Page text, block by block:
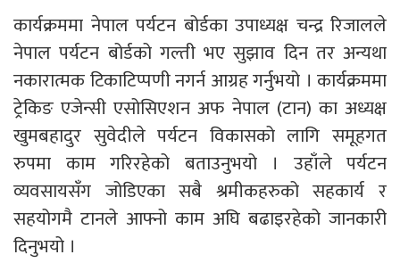
कार्यक्रममा नेपाल पर्यटन बोर्डका उपाध्यक्ष चन्द्र रिजालले
नेपाल पर्यटन बोर्डको गल्ती भए सुझाव दिन तर अन्यथा
नकारात्मक टिकाटिप्पणी नगर्न आग्रह गर्नुभयो । कार्यक्रममा
ट्रेकिङ एजेन्सी एसोसिएशन अफ नेपाल (टान) का अध्यक्ष
खुमबहादुर सुवेदीले पर्यटन विकासको लागि समूहगत
रुपमा काम गरिरहेको बताउनुभयो । उहाँले पर्यटन
व्यवसायसँग जोडिएका सबै श्रमीकहरुको सहकार्य र
सहयोगमै टानले आफ्नो काम अघि बढाइरहेको जानकारी
दिनुभयो ।